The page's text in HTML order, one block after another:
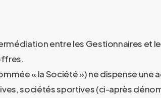
entre les Gestionnaires et
« la Société ») ne dispense
sociétés sportives (ci-après